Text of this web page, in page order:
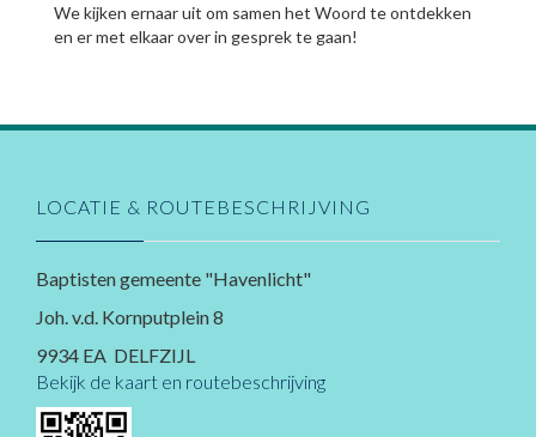
We kijken ernaar uit om samen het Woord te ontdekken
en er met elkaar over in gesprek te gaan!
LOCATIE & ROUTEBESCHRIJVING
Baptisten gemeente "Havenlicht"
Joh. v.d. Kornputplein 8
9934 EA DELFZIJL
Bekijk de kaart en routebeschrijving